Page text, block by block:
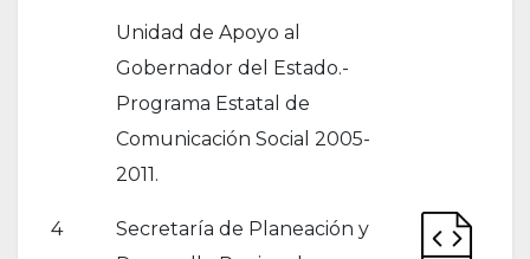
Unidad de Apoyo al
Gobernador del Estado.-
Programa Estatal de
Comunicación Social 2005-
2011.
4
Secretaría de Planeación y